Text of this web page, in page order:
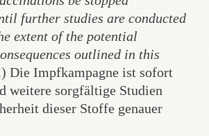
further studies are conducted
extent of the potential
outlined in this
Die Impfkampagne ist sofort
weitere sorgfältige Studien
dieser Stoffe genauer